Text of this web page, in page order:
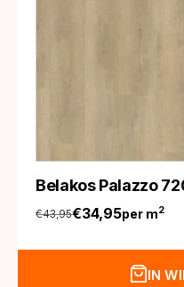
Belakos Palazzo
€43,95
Oorspronkelijke
prijs
€34,95
Huidige
prijs
per m2
IN